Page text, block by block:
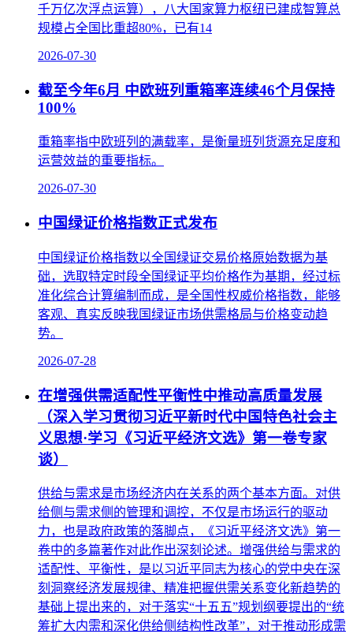
千万亿次浮点运算），八大国家算力枢纽已建成智算总
规模占全国比重超80%，已有14
2026-07-30
截至今年6月 中欧班列重箱率连续46个月保持
100%
重箱率指中欧班列的满载率，是衡量班列货源充足度和
运营效益的重要指标。
2026-07-30
中国绿证价格指数正式发布
中国绿证价格指数以全国绿证交易价格原始数据为基
础，选取特定时段全国绿证平均价格作为基期，经过标
准化综合计算编制而成，是全国性权威价格指数，能够
客观、真实反映我国绿证市场供需格局与价格变动趋
势。
2026-07-28
在增强供需适配性平衡性中推动高质量发展
（深入学习贯彻习近平新时代中国特色社会主
义思想·学习《习近平经济文选》第一卷专家
谈）
供给与需求是市场经济内在关系的两个基本方面。对供
给侧与需求侧的管理和调控，不仅是市场运行的驱动
力，也是政府政策的落脚点，《习近平经济文选》第一
卷中的多篇著作对此作出深刻论述。增强供给与需求的
适配性、平衡性，是以习近平同志为核心的党中央在深
刻洞察经济发展规律、精准把握供需关系变化新趋势的
基础上提出来的，对于落实“十五五”规划纲要提出的“统
筹扩大内需和深化供给侧结构性改革”，对于推动形成需